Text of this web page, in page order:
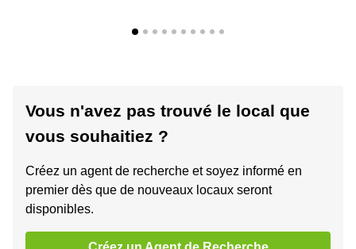
Vous n'avez pas trouvé le local que
vous souhaitiez ?
Créez un agent de recherche et soyez informé en
premier dès que de nouveaux locaux seront
disponibles.